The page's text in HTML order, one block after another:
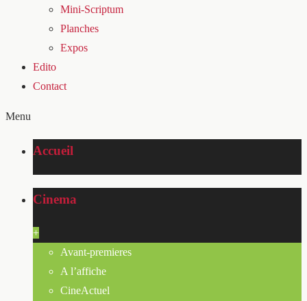
Mini-Scriptum
Planches
Expos
Edito
Contact
Menu
Accueil
Cinema
+
Avant-premieres
A l’affiche
CineActuel